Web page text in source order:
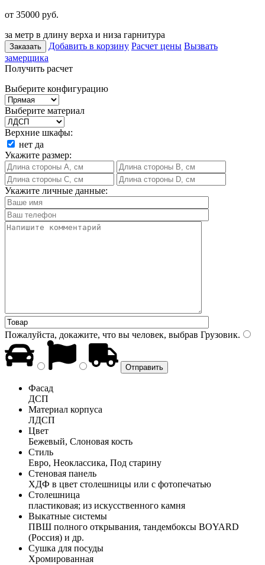
от 35000 руб.
за метр в длину верха и низа гарнитура
Заказать Добавить в корзину Расчет цены Вызвать
замерщика
Получить расчет
Выберите конфигурацию
Выберите материал
Верхние шкафы:
нет да
Укажите размер:
Укажите личные данные:
Пожалуйста, докажите, что вы человек, выбрав Грузовик.
Фасад
ДСП
Материал корпуса
ЛДСП
Цвет
Бежевый, Слоновая кость
Стиль
Евро, Неоклассика, Под старину
Стеновая панель
ХДФ в цвет столешницы или с фотопечатью
Столешница
пластиковая; из искусственного камня
Выкатные системы
ПВШ полного открывания, тандембоксы BOYARD
(Россия) и др.
Сушка для посуды
Хромированная